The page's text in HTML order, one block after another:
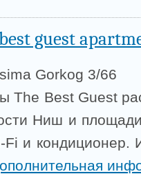
guest
Gorkog 3/66
The Best Guest
Ниш и
Fi и кондиционер.